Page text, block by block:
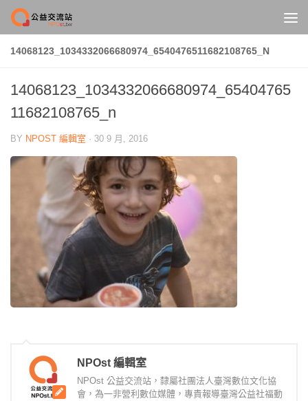
Skip to content
14068123_1034332066680974_6540476511682108765_N
14068123_1034332066680974_65404765
11682108765_n
BY NPOST 編輯室 · 30 9 月, 2016
NPOst 編輯室
NPOst 公益交流站，隸屬社團法人臺灣數位文化協
會，為一非營利數位媒體，專責報導臺灣公益社福動